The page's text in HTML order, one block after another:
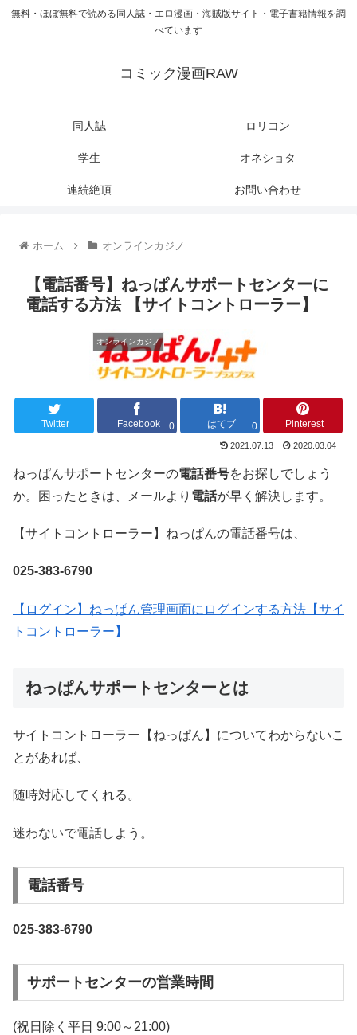
無料・ほぼ無料で読める同人誌・エロ漫画・海賊版サイト・電子書籍情報を調
べています
コミック漫画RAW
同人誌 ロリコン
学生 オネショタ
連続絶頂 お問い合わせ
ホーム オンラインカジノ
【電話番号】ねっぱんサポートセンターに
電話する方法 【サイトコントローラー】
オンラインカジノ
Twitter Facebook 0 はてブ 0 Pinterest
2021.07.13 2020.03.04
ねっぱんサポートセンターの電話番号をお探しでしょう
か。困ったときは、メールより 電話が早く解決します。
【サイトコントローラー】ねっぱんの電話番号は、
025-383-6790
【ログイン】ねっぱん管理画面にログインする方法【サイ
トコントローラー】
ねっぱんサポートセンターとは
サイトコントローラー【ねっぱん】についてわからないこ
とがあれば、
随時対応してくれる。
迷わないで電話しよう。
電話番号
025-383-6790
サポートセンターの営業時間
(祝日除く平日 9:00～21:00)